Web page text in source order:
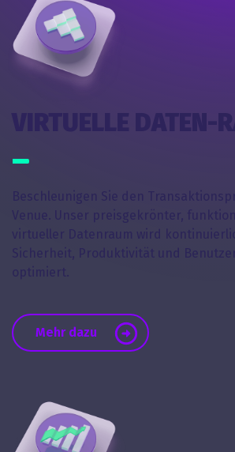
VIRTUELLE DATEN-
Beschleunigen Sie den
Venue. Unser preisgekrönter,
virtueller Datenraum wird
Sicherheit, Produktivität und
optimiert.
Mehr dazu